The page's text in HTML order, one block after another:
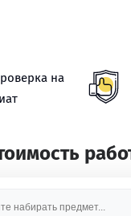
на